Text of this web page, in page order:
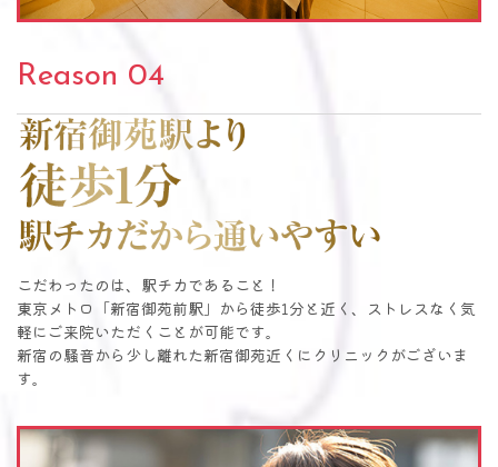
Reason 04
新宿御苑駅より徒歩1分駅チカだから通いやすい
こだわったのは、駅チカであること！
東京メトロ「新宿御苑前駅」から徒歩1分と近く、ストレスなく気
軽にご来院いただくことが可能です。
新宿の騒音から少し離れた新宿御苑近くにクリニックがございま
す。